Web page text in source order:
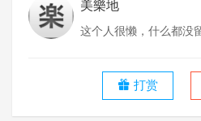
美樂地
这个人很懒，什么都没
打赏